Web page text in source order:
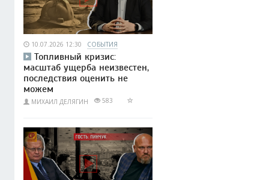
10.07.2026 12:30 СОБЫТИЯ
Топливный кризис:
масштаб ущерба неизвестен,
последствия оценить не
можем
МИХАИЛ ДЕЛЯГИН 583